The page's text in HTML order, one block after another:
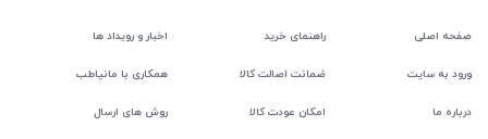
صفحه اصلی
ورود به سایت
درباره ما
راهنمای خرید اخبار و رویداد ها
ضمانت اصالت کالا همکاری با مانیاطب
امکان عودت کالا روش های ارسال